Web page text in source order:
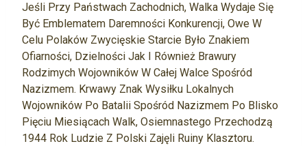
Jeśli Przy Państwach Zachodnich, Walka Wydaje Się
Być Emblematem Daremności Konkurencji, Owe W
Celu Polaków Zwycięskie Starcie Było Znakiem
Ofiarności, Dzielności Jak I Również Brawury
Rodzimych Wojowników W Całej Walce Spośród
Nazizmem. Krwawy Znak Wysiłku Lokalnych
Wojowników Po Batalii Spośród Nazizmem Po Blisko
Pięciu Miesiącach Walk, Osiemnastego Przechodzą
1944 Rok Ludzie Z Polski Zajęli Ruiny Klasztoru.